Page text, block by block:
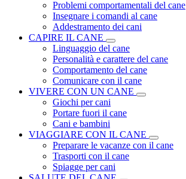
Problemi comportamentali del cane
Insegnare i comandi al cane
Addestramento dei cani
CAPIRE IL CANE
Linguaggio del cane
Personalità e carattere del cane
Comportamento del cane
Comunicare con il cane
VIVERE CON UN CANE
Giochi per cani
Portare fuori il cane
Cani e bambini
VIAGGIARE CON IL CANE
Preparare le vacanze con il cane
Trasporti con il cane
Spiagge per cani